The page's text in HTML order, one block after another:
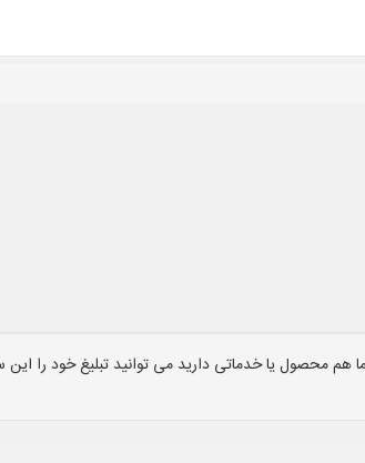
هم محصول یا خدماتی دارید می توانید تبلیغ خود را